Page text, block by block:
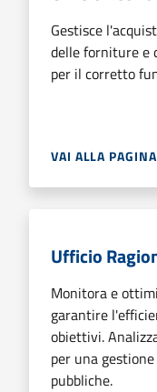
Gestisce
delle forniture e
per il corretto
VAI ALLA PAGINA
Ufficio
Monitora e
garantire
obiettivi.
per una
pubbliche.